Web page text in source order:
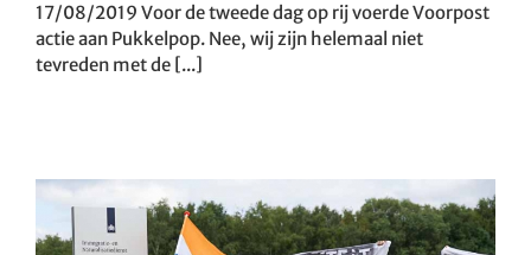
17/08/2019 Voor de tweede dag op rij voerde Voorpost
actie aan Pukkelpop. Nee, wij zijn helemaal niet
tevreden met de [...]